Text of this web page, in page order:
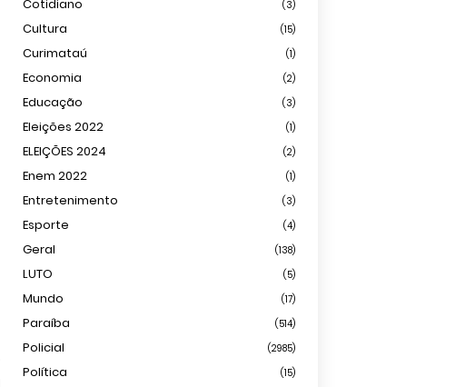
Cotidiano (3)
Cultura (15)
Curimataú (1)
Economia (2)
Educação (3)
Eleições 2022 (1)
ELEIÇÕES 2024 (2)
Enem 2022 (1)
Entretenimento (3)
Esporte (4)
Geral (138)
LUTO (5)
Mundo (17)
Paraíba (514)
Policial (2985)
Política (15)